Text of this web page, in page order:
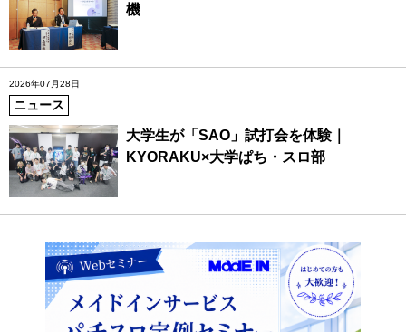
機
2026年07月28日
ニュース
大学生が「SAO」試打会を体験｜
KYORAKU×大学ぱち・スロ部